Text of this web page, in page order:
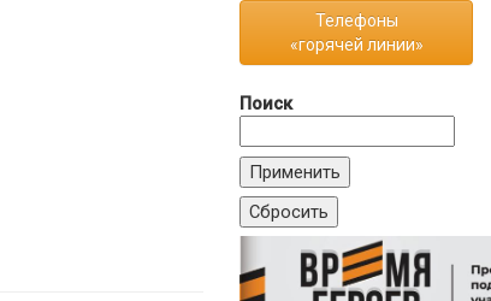
Телефоны
«горячей линии»
Поиск